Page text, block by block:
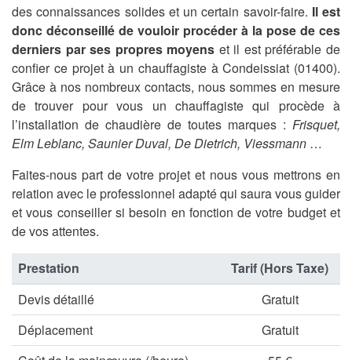
des connaissances solides et un certain savoir-faire. Il est
donc déconseillé de vouloir procéder à la pose de ces
derniers par ses propres moyens et il est préférable de
confier ce projet à un chauffagiste à Condeissiat (01400).
Grâce à nos nombreux contacts, nous sommes en mesure
de trouver pour vous un chauffagiste qui procède à
l’installation de chaudière de toutes marques : Frisquet,
Elm Leblanc, Saunier Duval, De Dietrich, Viessmann …
Faites-nous part de votre projet et nous vous mettrons en
relation avec le professionnel adapté qui saura vous guider
et vous conseiller si besoin en fonction de votre budget et
de vos attentes.
Prestation
Tarif (Hors Taxe)
Devis détaillé
Gratuit
Déplacement
Gratuit